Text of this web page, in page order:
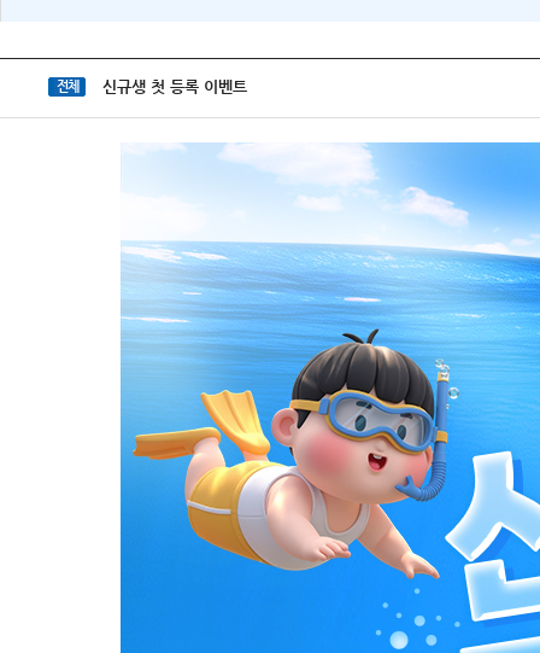
전체 신규생 첫 등록 이벤트